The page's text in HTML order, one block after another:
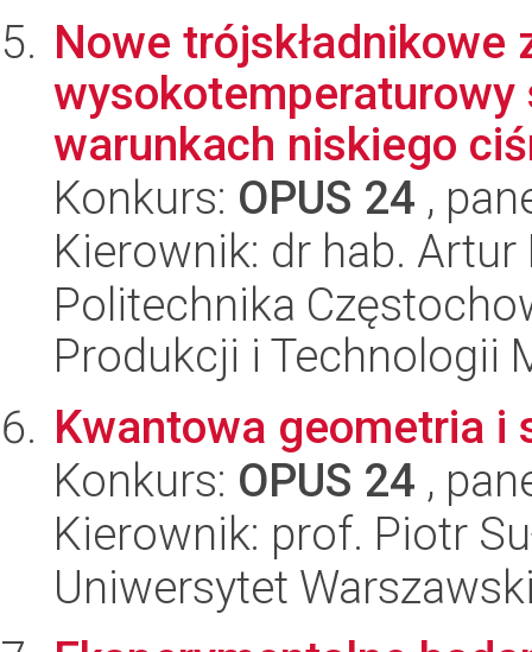
Nowe trójskładnikowe
warunkach niskiego
Konkurs: OPUS 24 ,
Kierownik: dr hab.
Politechnika
Produkcji i Technologii
Kwantowa geometria i
Konkurs: OPUS 24 ,
Kierownik: prof. Piotr
Uniwersytet